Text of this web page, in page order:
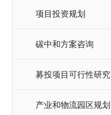
项目投资规划
碳中和方案咨询
募投项目可行性研究
产业和物流园区规划